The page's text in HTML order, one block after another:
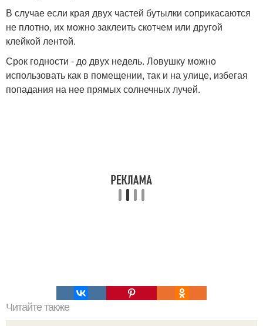
В случае если края двух частей бутылки соприкасаются
не плотно, их можно заклеить скотчем или другой
клейкой лентой.
Срок годности - до двух недель. Ловушку можно
использовать как в помещении, так и на улице, избегая
попадания на нее прямых солнечных лучей.
Читайте также